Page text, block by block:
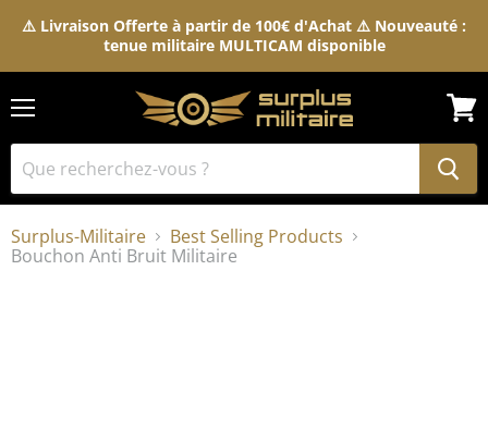
⚠️ Livraison Offerte à partir de 100€ d'Achat ⚠️ Nouveauté :
tenue militaire MULTICAM disponible
le
Surplus-Militaire
Best Selling Products
Bouchon Anti Bruit Militaire